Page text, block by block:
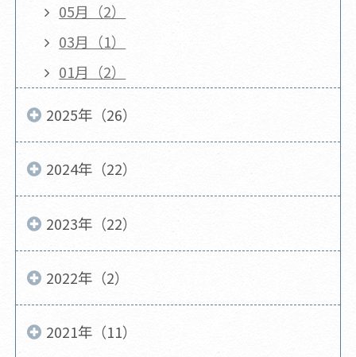
05月（2）
03月（1）
01月（2）
2025年（26）
2024年（22）
2023年（22）
2022年（2）
2021年（11）